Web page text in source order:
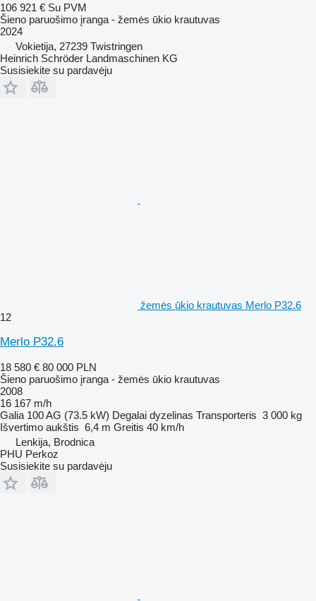
106 921 € Su PVM
Šieno paruošimo įranga - žemės ūkio krautuvas
2024
Vokietija, 27239 Twistringen
Heinrich Schröder Landmaschinen KG
Susisiekite su pardavėju
žemės ūkio krautuvas Merlo P32.6
12
Merlo P32.6
18 580 € 80 000 PLN
Šieno paruošimo įranga - žemės ūkio krautuvas
2008
16 167 m/h
Galia 100 AG (73.5 kW) Degalai dyzelinas Transporteris 3 000 kg
Išvertimo aukštis 6,4 m Greitis 40 km/h
Lenkija, Brodnica
PHU Perkoz
Susisiekite su pardavėju